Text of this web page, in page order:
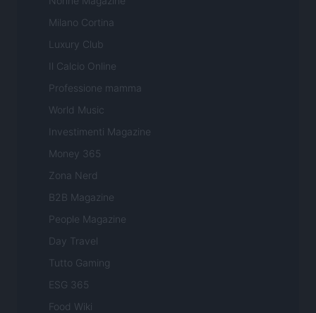
Milano Cortina
Luxury Club
Il Calcio Online
Professione mamma
World Music
Investimenti Magazine
Money 365
Zona Nerd
B2B Magazine
People Magazine
Day Travel
Tutto Gaming
ESG 365
Food Wiki